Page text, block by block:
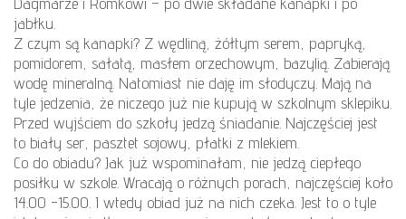
jabłku.
Z czym są kanapki? Z wędliną, żółtym serem, papryką,
pomidorem, sałatą, masłem orzechowym, bazylią. Zabierają
wodę mineralną. Natomiast nie daję im słodyczy. Mają na
tyle jedzenia, że niczego już nie kupują w szkolnym sklepiku.
Przed wyjściem do szkoły jedzą śniadanie. Najczęściej jest
to biały ser, pasztet sojowy, płatki z mlekiem.
Co do obiadu? Jak już wspominałam, nie jedzą ciepłego
posiłku w szkole. Wracają o różnych porach, najczęściej koło
14.00 -15.00. I wtedy obiad już na nich czeka. Jest to o tyle